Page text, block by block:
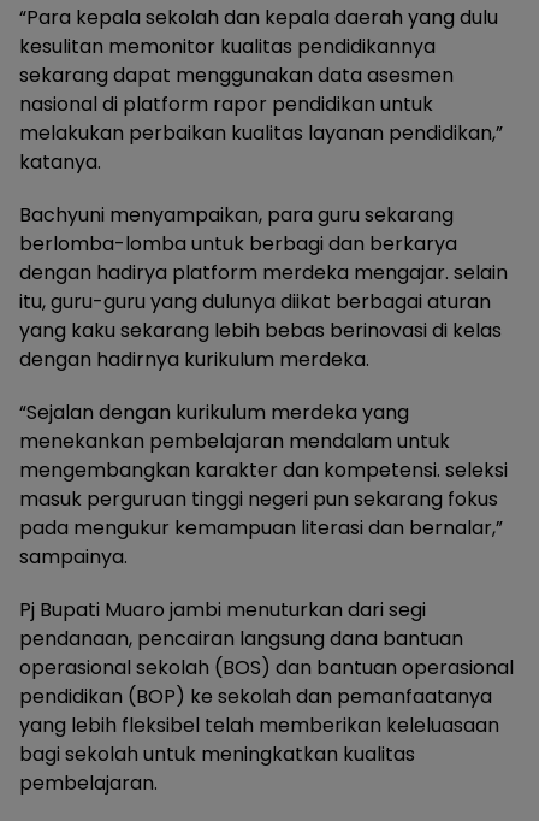
“Para kepala sekolah dan kepala daerah yang dulu
kesulitan memonitor kualitas pendidikannya
sekarang dapat menggunakan data asesmen
nasional di platform rapor pendidikan untuk
melakukan perbaikan kualitas layanan pendidikan,”
katanya.
Bachyuni menyampaikan, para guru sekarang
berlomba-lomba untuk berbagi dan berkarya
dengan hadirya platform merdeka mengajar. selain
itu, guru-guru yang dulunya diikat berbagai aturan
yang kaku sekarang lebih bebas berinovasi di kelas
dengan hadirnya kurikulum merdeka.
“Sejalan dengan kurikulum merdeka yang
menekankan pembelajaran mendalam untuk
mengembangkan karakter dan kompetensi. seleksi
masuk perguruan tinggi negeri pun sekarang fokus
pada mengukur kemampuan literasi dan bernalar,”
sampainya.
Pj Bupati Muaro jambi menuturkan dari segi
pendanaan, pencairan langsung dana bantuan
operasional sekolah (BOS) dan bantuan operasional
pendidikan (BOP) ke sekolah dan pemanfaatanya
yang lebih fleksibel telah memberikan keleluasaan
bagi sekolah untuk meningkatkan kualitas
pembelajaran.